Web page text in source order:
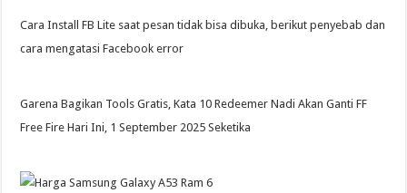
Cara Install FB Lite saat pesan tidak bisa dibuka, berikut penyebab dan
cara mengatasi Facebook error
Garena Bagikan Tools Gratis, Kata 10 Redeemer Nadi Akan Ganti FF
Free Fire Hari Ini, 1 September 2025 Seketika